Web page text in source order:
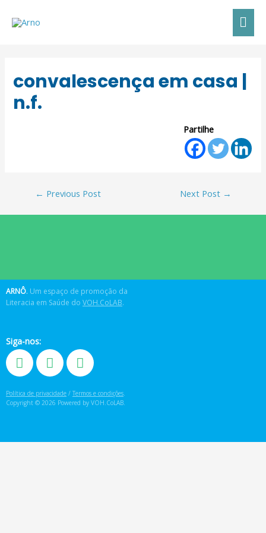
convalescença em casa |
n.f.
Partilhe
← Previous Post Next Post →
ARNÔ. Um espaço de promoção da
Literacia em Saúde do VOH.CoLAB.
Siga-nos:
Política de privacidade / Termos e condições.
Copyright © 2026 Powered by VOH.CoLAB.